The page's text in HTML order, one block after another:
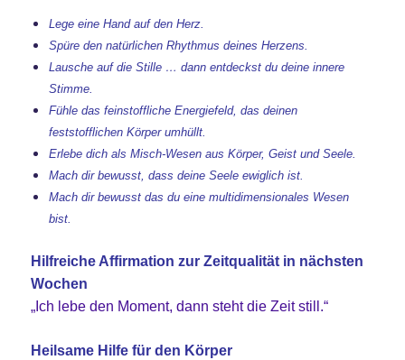
Lege eine Hand auf den Herz.
Spüre den natürlichen Rhythmus deinesHerzens
Lausche auf die Stille … dann entdeckst du deine innere
Stimme.
Fühle das feinstoffliche Energiefeld, das deinen
feststofflichen Körper umhüllt.
Erlebe dich als Misch-Wesen aus Körper, Geist und Seele.
Mach dir bewusst, dass deine Seele ewiglich ist.
Mach dir bewusst das du eine multidimensionales Wesen
bist.
Hilfreiche Affirmation zur Zeitqualität in nächsten
Wochen
„Ich lebe den Moment, dann steht die Zeit still.“
Heilsame Hilfe für den Körper